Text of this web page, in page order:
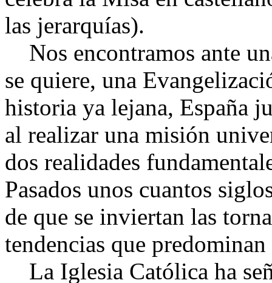
las jerarquías).
Nos encontramos ante
se quiere, una
historia ya lejana, España
al realizar una misión
dos realidades
Pasados unos cuantos
de que se inviertan las
tendencias que
La Iglesia Católica ha